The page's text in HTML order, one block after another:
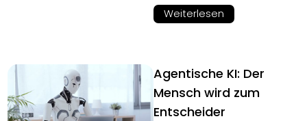
Weiterlesen
Agentische KI: Der
Mensch wird zum
Entscheider